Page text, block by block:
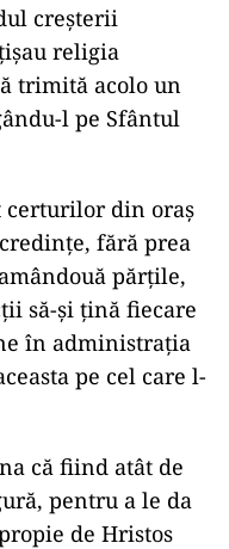
creşterii
religia
trimită acolo un
l pe Sfântul
certurilor din oraş
fără prea
părţile,
să-şi ţină fiecare
în administraţia
pe cel care l-
că fiind atât de
pentru a le da
de Hristos